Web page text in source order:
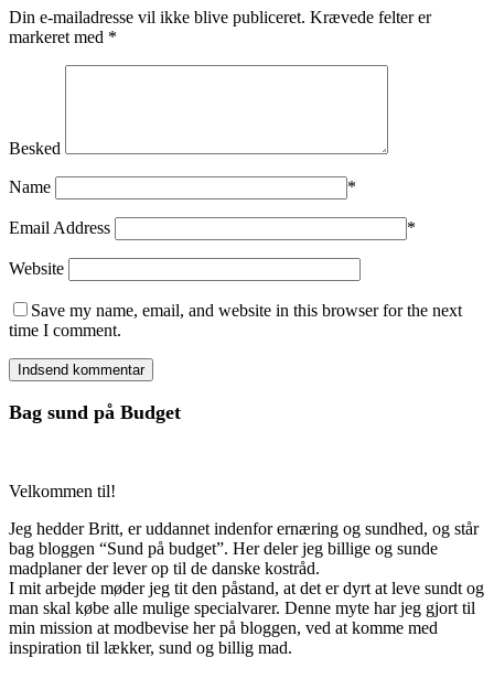
Din e-mailadresse vil ikke blive publiceret. Krævede felter er
markeret med *
Besked
Name *
Email Address *
Website
Save my name, email, and website in this browser for the next
time I comment.
Bag sund på Budget
Velkommen til!
Jeg hedder Britt, er uddannet indenfor ernæring og sundhed, og står
bag bloggen “Sund på budget”. Her deler jeg billige og sunde
madplaner der lever op til de danske kostråd.
I mit arbejde møder jeg tit den påstand, at det er dyrt at leve sundt og
man skal købe alle mulige specialvarer. Denne myte har jeg gjort til
min mission at modbevise her på bloggen, ved at komme med
inspiration til lækker, sund og billig mad.